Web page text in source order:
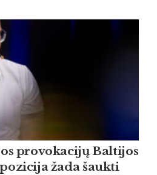
provokacijų Baltijos
žada šaukti